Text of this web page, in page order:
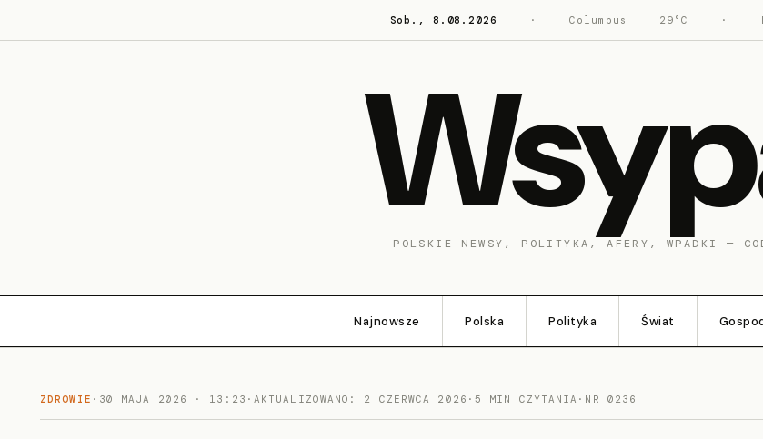
Sob., 8.08.2026 · Columbus 29°C ·
POLSKIE NEWSY, POLITYKA, AFERY, WPADKI —
Najnowsze Polska Polityka Świat
ZDROWIE · 30 MAJA 2026 · 13:23 · AKTUALIZOWANO: 2 CZERWCA 2026 · 5 MIN CZYTANIA · NR 0236